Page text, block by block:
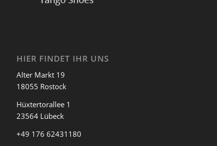
HIER FINDET IHR UNS
Alter Markt 19
18055 Rostock
Hüxtertorallee 1
23564 Lübeck
+49 176 62431180